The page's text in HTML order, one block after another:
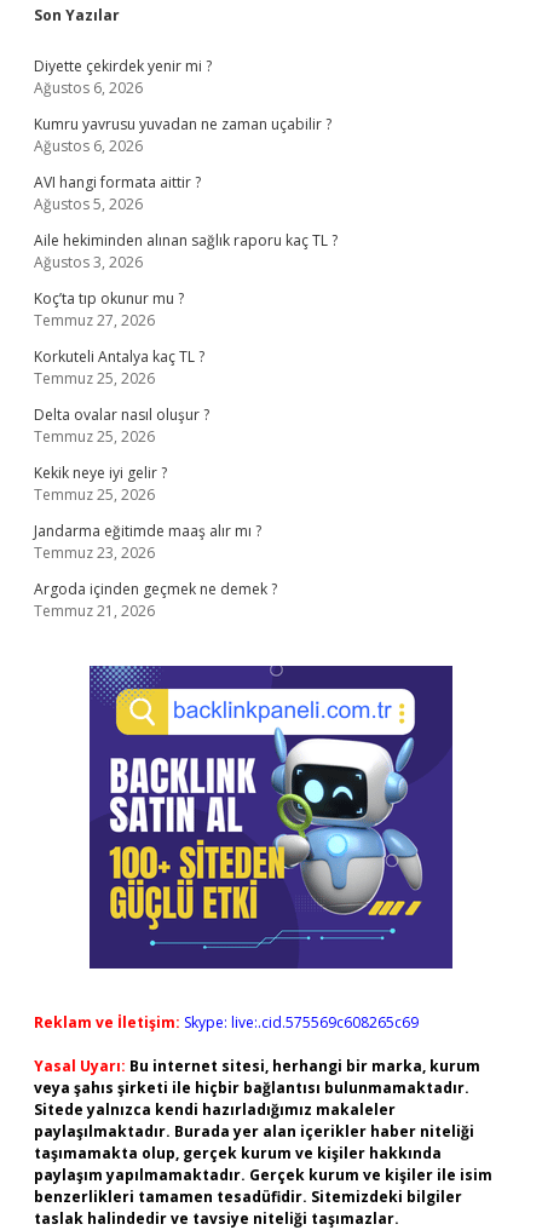
Sidebar
Son Yazılar
Diyette çekirdek yenir mi ?
Ağustos 6, 2026
Kumru yavrusu yuvadan ne zaman uçabilir ?
Ağustos 6, 2026
AVI hangi formata aittir ?
Ağustos 5, 2026
Aile hekiminden alınan sağlık raporu kaç TL ?
Ağustos 3, 2026
Koç’ta tıp okunur mu ?
Temmuz 27, 2026
Korkuteli Antalya kaç TL ?
Temmuz 25, 2026
Delta ovalar nasıl oluşur ?
Temmuz 25, 2026
Kekik neye iyi gelir ?
Temmuz 25, 2026
Jandarma eğitimde maaş alır mı ?
Temmuz 23, 2026
Argoda içinden geçmek ne demek ?
Temmuz 21, 2026
Reklam ve İletişim: Skype: live:.cid.575569c608265c69
Yasal Uyarı: Bu internet sitesi, herhangi bir marka, kurum
veya şahıs şirketi ile hiçbir bağlantısı bulunmamaktadır.
Sitede yalnızca kendi hazırladığımız makaleler
paylaşılmaktadır. Burada yer alan içerikler haber niteliği
taşımamakta olup, gerçek kurum ve kişiler hakkında
paylaşım yapılmamaktadır. Gerçek kurum ve kişiler ile isim
benzerlikleri tamamen tesadüfidir. Sitemizdeki bilgiler
taslak halindedir ve tavsiye niteliği taşımazlar.